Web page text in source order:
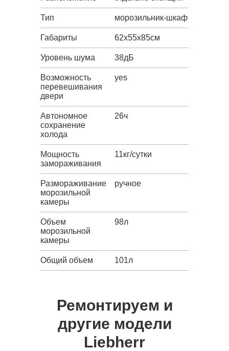
Тип морозильник-шкаф
Габариты 62х55х85см
Уровень шума 38дБ
Возможность
перевешивания
двери
yes
Автономное
сохранение
холода
26ч
Мощность
замораживания
11кг/сутки
Размораживание
морозильной
камеры
ручное
Объем
морозильной
камеры
98л
Общий объем 101л
Ремонтируем и
другие модели
Liebherr